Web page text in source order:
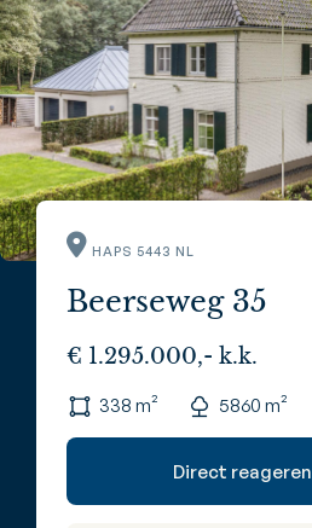
HAPS 5443 NL
Beerseweg 35
€ 1.295.000,- k.k.
338 m² 5860 m²
Direct reageren